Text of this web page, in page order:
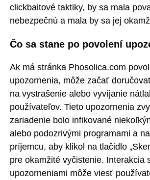
clickbaitové taktiky, by sa mala
nebezpečnú a mala by sa jej
Čo sa stane po povolení
Ak má stránka Phosolica.com
upozornenia, môže začať
na vystrašenie alebo vyvíjanie
používateľov. Tieto upozornenia
zariadenie bolo infikované
alebo podozrivými programami a
príjemcu, aby klikol na tlačidlo
pre okamžité vyčistenie. Interakcia
upozorneniami môže viesť